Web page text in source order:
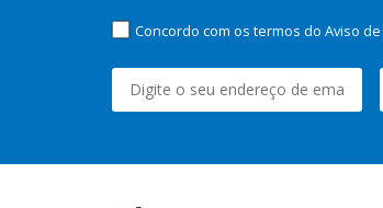
Concordo com os termos do Aviso